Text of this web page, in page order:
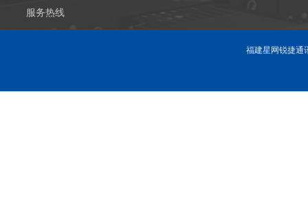
服务热线
福建星网锐捷